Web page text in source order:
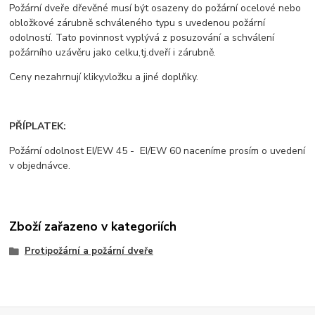
Požární dveře dřevěné musí být osazeny do požární ocelové nebo
obložkové zárubně schváleného typu s uvedenou požární
odolností. Tato povinnost vyplývá z posuzování a schválení
požárního uzávěru jako celku,tj.dveří i zárubně.
Ceny nezahrnují kliky,vložku a jiné doplňky.
PŘÍPLATEK:
Požární odolnost EI/EW 45 - EI/EW 60 naceníme prosím o uvedení
v objednávce.
Zboží zařazeno v kategoriích
Protipožární a požární dveře